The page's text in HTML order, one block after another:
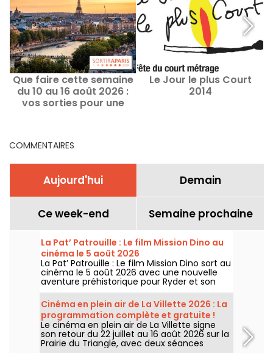
Que faire cette semaine
du 10 au 16 août 2026 :
vos sorties pour une
Le Jour le plus Court
2014
COMMENTAIRES
Aujourd'hui Demain
Ce week-end Semaine prochaine
La Pat’ Patrouille : Le film Mission Dino au
cinéma le 5 août 2026
La Pat’ Patrouille : Le film Mission Dino sort au
cinéma le 5 août 2026 avec une nouvelle
aventure préhistorique pour Ryder et son
équipe.
Cinéma en plein air de La Villette 2026 : La
programmation complète et gratuite !
Le cinéma en plein air de La Villette signe
son retour du 22 juillet au 16 août 2026 sur la
Prairie du Triangle, avec deux séances